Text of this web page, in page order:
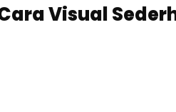
Visual